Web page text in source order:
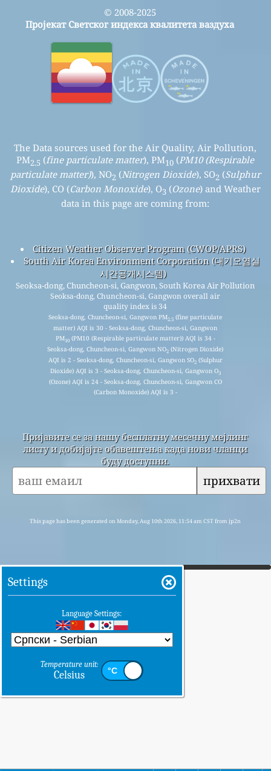
© 2008-2025
Пројекат Светског индекса квалитета ваздуха
The Data sources used for the Air Quality, Air Pollution,
PM2.5 (fine particulate matter), PM10 (PM10 (Respirable
particulate matter)), NO2 (Nitrogen Dioxide), SO2 (Sulphur
Dioxide), CO (Carbon Monoxide), O3 (Ozone) and Weather
data in this page are coming from:
Citizen Weather Observer Program (CWOP/APRS)
South Air Korea Environment Corporation (대기오염실
시간공개시스템)
Seoksa-dong, Chuncheon-si, Gangwon, South Korea Air Pollution
Seoksa-dong, Chuncheon-si, Gangwon overall air
quality index is 34
Seoksa-dong, Chuncheon-si, Gangwon PM2.5 (fine particulate
matter) AQI is 30 - Seoksa-dong, Chuncheon-si, Gangwon
PM10(PM10 (Respirable particulate matter)) AQI is 34 -
Seoksa-dong, Chuncheon-si, Gangwon NO2 (Nitrogen Dioxide)
AQI is 2 - Seoksa-dong, Chuncheon-si, Gangwon SO2(Sulphur
Dioxide) AQI is 3 - Seoksa-dong, Chuncheon-si, Gangwon O3
(Ozone) AQI is 24 - Seoksa-dong, Chuncheon-si, Gangwon CO
(Carbon Monoxide) AQI is 3 -
Пријавите се за нашу бесплатну месечну мејлинг
листу и добијајте обавештења када нови чланци
буду доступни.
прихвати
This page has been generated on Monday, Aug 10th 2026, 11:54 am CST from jp2n
Settings
Language Settings:
Temperature unit:
Celsius